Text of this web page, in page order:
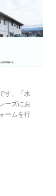
す。「水
ーズにお
ームを行